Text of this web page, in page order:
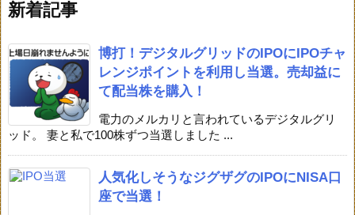
新着記事
博打！デジタルグリッドのIPOにIPOチャ
レンジポイントを利用し当選。売却益に
て配当株を購入！
電力のメルカリと言われているデジタルグリ
ッド。 妻と私で100株ずつ当選しました ...
人気化しそうなジグザグのIPOにNISA口
座で当選！